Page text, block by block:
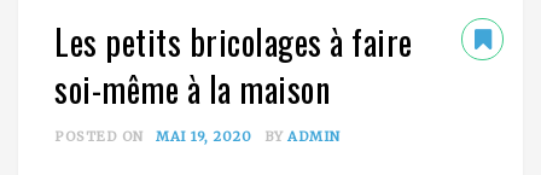
Les petits bricolages à faire
soi-même à la maison
POSTED ON MAI 19, 2020 BY ADMIN